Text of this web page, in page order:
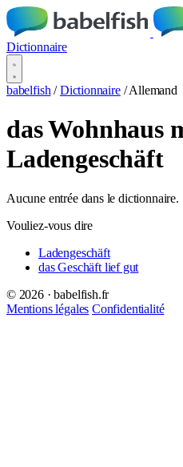
Dictionnaire
babelfish / Dictionnaire /
das Wohnhaus
Ladengeschäft
Aucune entrée dans le dictionnaire.
Vouliez-vous dire
Ladengeschäft
das Geschäft lief gut
© 2026 · babelfish.fr
Mentions légales Confidentialité